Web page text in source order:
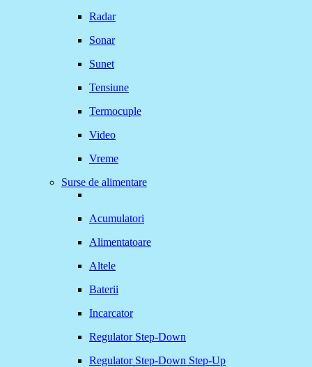
Radar
Sonar
Sunet
Tensiune
Termocuple
Video
Vreme
Surse de alimentare
Acumulatori
Alimentatoare
Altele
Baterii
Incarcator
Regulator Step-Down
Regulator Step-Down Step-Up